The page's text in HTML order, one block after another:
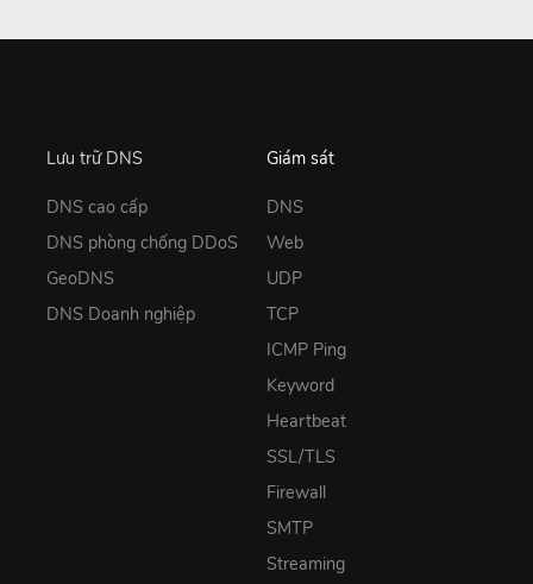
Lưu trữ DNS
DNS cao cấp
DNS phòng chống DDoS
GeoDNS
DNS Doanh nghiệp
Giám sát
DNS
Web
UDP
TCP
ICMP Ping
Keyword
Heartbeat
SSL/TLS
Firewall
SMTP
Streaming